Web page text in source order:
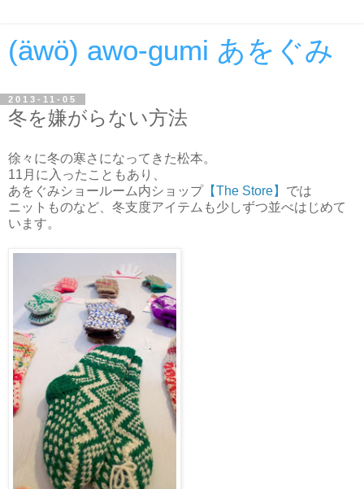
(äwö) awo-gumi あをぐみ
2013-11-05
冬を嫌がらない方法
徐々に冬の寒さになってきた松本。
11月に入ったこともあり、
あをぐみショールーム内ショップ【The Store】 では
ニットものなど、冬支度アイテムも少しずつ並べはじめて
います。